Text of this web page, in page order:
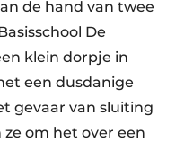
de hand van twee
De
klein dorpje in
een dusdanige
gevaar van sluiting
om het over een